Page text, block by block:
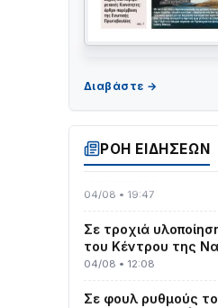
ΡΟΗ ΕΙΔΗΣΕΩΝ
ΤΟ ΠΑΡΤΥ
Στο σκοτάδι μεγάλο
Ναυπάκτου
του Κέντρου της
04/08 • 12:08
Άγιος Νικόλαος |